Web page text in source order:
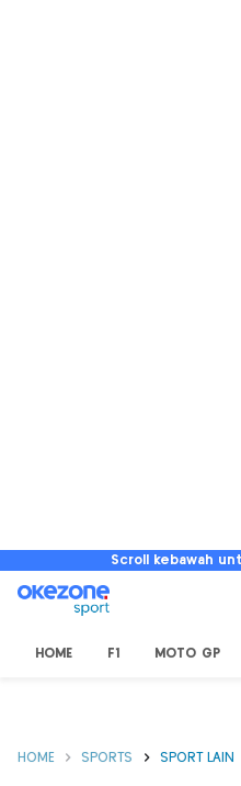
Scroll kebawah
HOME F1 MOTO GP
HOME SPORTS SPORT LAIN